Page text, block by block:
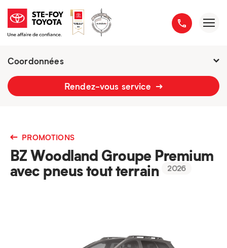
Coordonnées
2777 boulevard du Versant-Nord
Rendez-vous service
PROMOTIONS
BZ Woodland Groupe Premium
avec pneus tout terrain 2026